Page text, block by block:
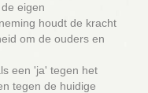
eigen
houdt de kracht
om de ouders en
een 'ja' tegen het
tegen de huidige